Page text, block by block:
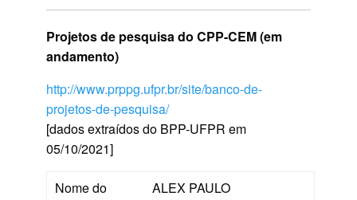
Projetos de pesquisa do CPP-CEM (em
andamento)
http://www.prppg.ufpr.br/site/banco-de-
projetos-de-pesquisa/
[dados extraídos do BPP-UFPR em
05/10/2021]
Nome do
ALEX PAULO